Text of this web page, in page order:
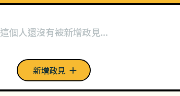
這個人還沒有被新增政見...
新增政見